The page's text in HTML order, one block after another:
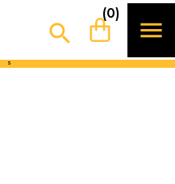
2
d
1
s

(0)
